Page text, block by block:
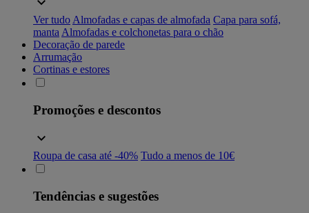
Ver tudo Almofadas e capas de almofada Capa para sofá,
manta Almofadas e colchonetas para o chão
Decoração de parede
Arrumação
Cortinas e estores
Promoções e descontos
Roupa de casa até -40% Tudo a menos de 10€
Tendências e sugestões